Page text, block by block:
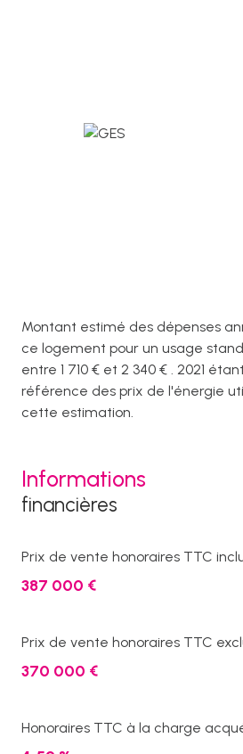
Montant estimé des dépenses
ce logement pour un usage
entre 1 710 € et 2 340 € . 2021
référence des prix de l'énergie
cette estimation.
Informations
financières
Prix de vente honoraires TTC
387 000 €
Prix de vente honoraires TTC
370 000 €
Honoraires TTC à la charge